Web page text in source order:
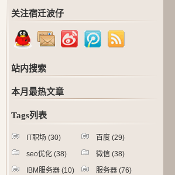
关注宿迁波仔
站内搜索
本月最热文章
Tags列表
IT职场 (30) 百度 (29)
seo优化 (38) 微信 (38)
IBM服务器 (10) 服务器 (76)